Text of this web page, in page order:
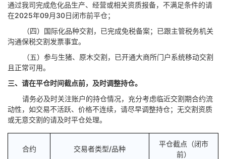
通过我司完成危化品生产、经营或相关资质报备，不满足条件的请
在2025年09月30日闭市前平仓；
（四）国际化品种交割，已完成免税备案；已跟主管税务机关
沟通保税交割发票事宜。
（五）参与生猪、原木交割，已开通大商所门户系统移动交割
且正常可用。
三、请在平仓时间截点前，及时调整持仓。
请务必及时关注账户的持仓情况，充分考虑临近交割期合约流
动性，如交易不活跃、价格不连续，请尽早调整持仓；无交割资质
或无意交割的请及时平仓处理。
合约 交易者类型/品种
平仓截点（闭市
前）